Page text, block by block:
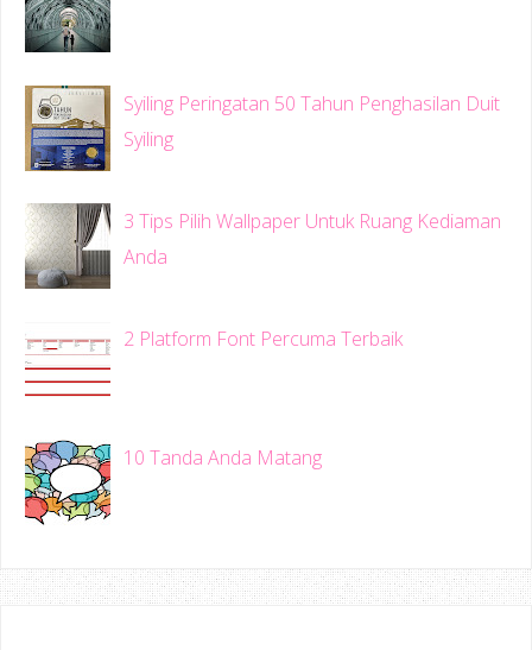
Syiling Peringatan 50 Tahun Penghasilan Duit
Syiling
3 Tips Pilih Wallpaper Untuk Ruang Kediaman
Anda
2 Platform Font Percuma Terbaik
10 Tanda Anda Matang